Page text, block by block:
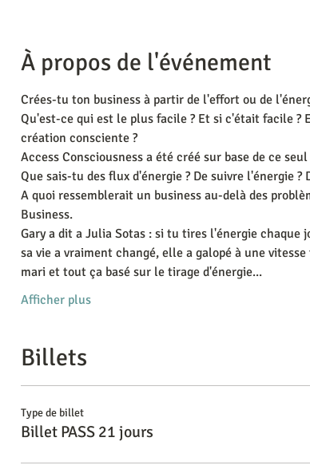
À propos de l'événement
Crées-tu ton business à partir de l'effort ou de
Qu'est-ce qui est le plus facile ? Et si c'était facile ?
création consciente ?
Access Consciousness a été créé sur base de ce
Que sais-tu des flux d'énergie ? De suivre l'énergie ?
A quoi ressemblerait un business au-delà des
Business.
Gary a dit a Julia Sotas : si tu tires l'énergie chaque
sa vie a vraiment changé, elle a galopé à une
mari et tout ça basé sur le tirage d'énergie...
Afficher plus
Billets
Type de billet
Billet PASS 21 jours